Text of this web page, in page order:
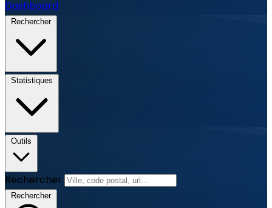
Dashboard
Rechercher
Statistiques
Outils
Rechercher
Rechercher